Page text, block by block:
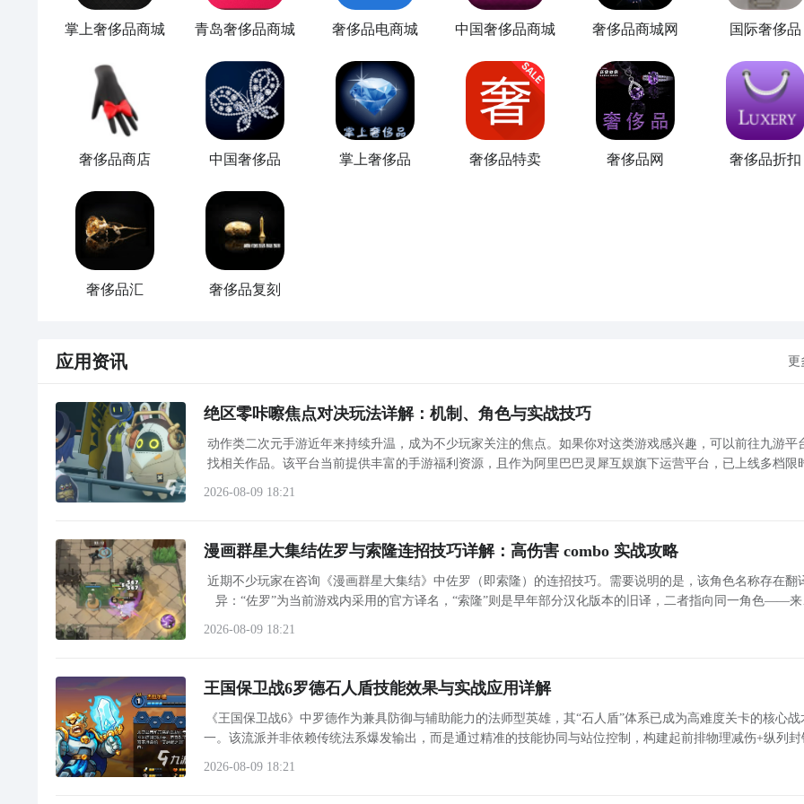
掌上奢侈品商城 青岛奢侈品商城 奢侈品电商城 中国奢侈品商城 奢侈品商城网 国际奢侈品
奢侈品商店 中国奢侈品 掌上奢侈品 奢侈品特卖 奢侈品网 奢侈品折扣
奢侈品汇 奢侈品复刻
应用资讯 更
绝区零咔嚓焦点对决玩法详解：机制、角色与实战技巧
动作类二次元手游近年来持续升温，成为不少玩家关注的焦点。如果你对这类游戏感兴趣，可以前往九游平
找相关作品。该平台当前提供丰富的手游福利资源，且作为阿里巴巴灵犀互娱旗下运营平台，已上线多档限
2026-08-09 18:21
漫画群星大集结佐罗与索隆连招技巧详解：高伤害 combo 实战攻略
近期不少玩家在咨询《漫画群星大集结》中佐罗（即索隆）的连招技巧。需要说明的是，该角色名称存在翻
异：“佐罗”为当前游戏内采用的官方译名，“索隆”则是早年部分汉化版本的旧译，二者指向同一角色——
2026-08-09 18:21
王国保卫战6罗德石人盾技能效果与实战应用详解
《王国保卫战6》中罗德作为兼具防御与辅助能力的法师型英雄，其“石人盾”体系已成为高难度关卡的核心战
一。该流派并非依赖传统法系爆发输出，而是通过精准的技能协同与站位控制，构建起前排物理减伤+纵列
2026-08-09 18:21